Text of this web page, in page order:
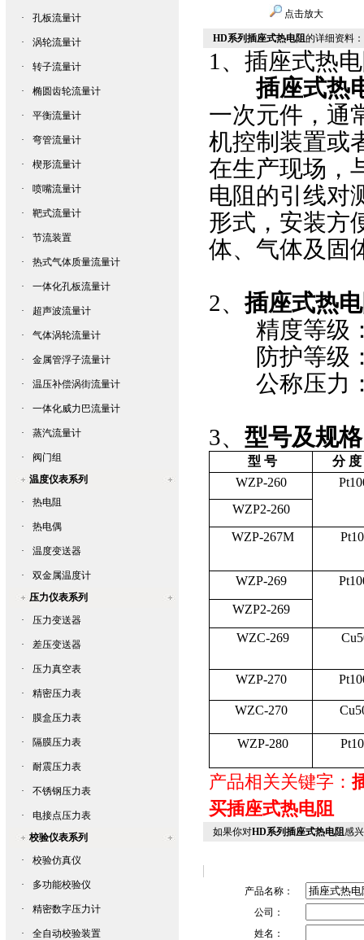
· 孔板流量计
· 涡轮流量计
· 转子流量计
· 椭圆齿轮流量计
· 平衡流量计
· 弯管流量计
· 楔形流量计
· 喷嘴流量计
· 靶式流量计
· 节流装置
· 热式气体质量流量计
· 一体化孔板流量计
· 超声波流量计
· 气体涡轮流量计
· 金属管浮子流量计
· 温压补偿涡街流量计
· 一体化威力巴流量计
· 蒸汽流量计
·
阀门组
温度仪表系列
·
热电阻
· 热电偶
· 温度变送器
·
双金属温度计
压力仪表系列
·
压力变送器
· 差压变送器
· 压力真空表
· 精密压力表
· 膜盒压力表
· 隔膜压力表
· 耐震压力表
· 不锈钢压力表
·
电接点压力表
校验仪表系列
·
校验仿真仪
· 多功能校验仪
· 精密数字压力计
· 全自动校验装置
点击放大
HD系列插座式热电阻的详细资料：
1、 插座式热
插座式热
一次元件，通
机控制装置或
在生产现场，
电阻的引线对
形式，安装方
体、气体及固
2、插座式热
精度等级
防护等级
公称压力
3、 型号及规格
型 号
分 度
WZP-260
WZP2-260
WZP-267M
WZP-269
WZP2-269
WZC-269
WZP-270
WZC-270
WZP-280
产品相关关键字：
买插座式热电阻
如果你对HD系列插座式热电阻感
产品名称：
公司：
姓名：